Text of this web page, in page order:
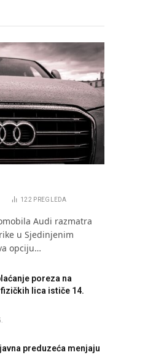
122 PREGLEDA
Audi razmatra
u Sjedinjenim
opciju…
poreza na
lica ističe 14.
preduzeća menjaju